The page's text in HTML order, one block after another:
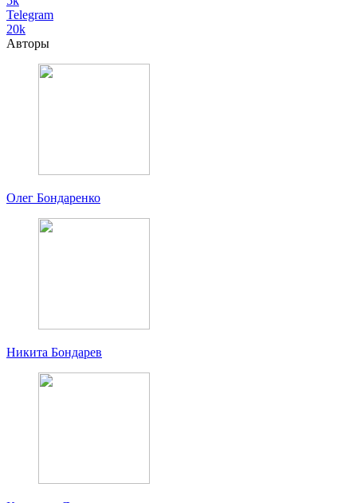
Telegram
20k
Авторы
Олег Бондаренко
Никита Бондарев